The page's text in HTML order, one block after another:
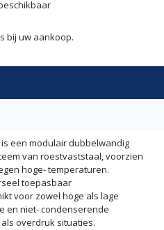
bij uw aankoop.
een modulair dubbelwandig
van roestvaststaal, voorzien
hoge- temperaturen.
toepasbaar
voor zowel hoge als lage
en niet- condenserende
overdruk situaties.